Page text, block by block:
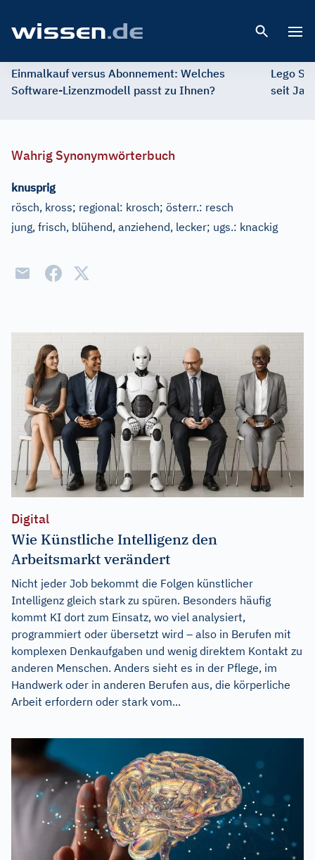
Einmalkauf versus Abonnement: Welches
Software-Lizenzmodell passt zu Ihnen?
Lego
seit
Wahrig Synonymwörterbuch
knusprig
rösch, kross; regional: krosch; österr.: resch
jung, frisch, blühend, anziehend, lecker; ugs.: knackig
Digital
Wie Künstliche Intelligenz den
Arbeitsmarkt verändert
Nicht jeder Job bekommt die Folgen künstlicher
Intelligenz gleich stark zu spüren. Besonders häufig
kommt KI dort zum Einsatz, wo viel analysiert,
programmiert oder übersetzt wird – also in Berufen mit
komplexen Denkaufgaben und wenig direktem Kontakt zu
anderen Menschen. Anders sieht es in der Pflege, im
Handwerk oder in anderen Berufen aus, die körperliche
Arbeit erfordern oder stark vom...